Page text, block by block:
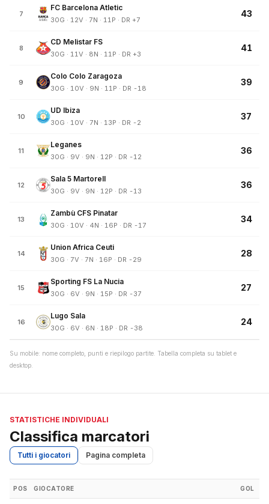
7
FC Barcelona Atletic
30G · 12V · 7N · 11P · DR +7
43
8
CD Melistar FS
30G · 11V · 8N · 11P · DR +3
41
9
Colo Colo Zaragoza
30G · 10V · 9N · 11P · DR -18
39
10
UD Ibiza
30G · 10V · 7N · 13P · DR -2
37
11
Leganes
30G · 9V · 9N · 12P · DR -12
36
12
Sala 5 Martorell
30G · 9V · 9N · 12P · DR -13
36
13
Zambù CFS Pinatar
30G · 10V · 4N · 16P · DR -17
34
14
Union Africa Ceuti
30G · 7V · 7N · 16P · DR -29
28
15
Sporting FS La Nucia
30G · 6V · 9N · 15P · DR -37
27
16
Lugo Sala
30G · 6V · 6N · 18P · DR -38
24
Su mobile: nome completo, punti e riepilogo partite. Tabella completa su tablet e
desktop.
STATISTICHE INDIVIDUALI
Classifica marcatori
Tutti i giocatori Pagina completa
POS GIOCATORE GOL